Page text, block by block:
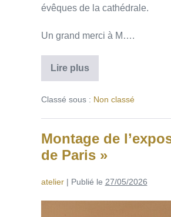
évêques de la cathédrale.
Un grand merci à M….
Lire plus
Classé sous : Non classé
Montage de
de Paris »
atelier| Publié le 27/05/2026